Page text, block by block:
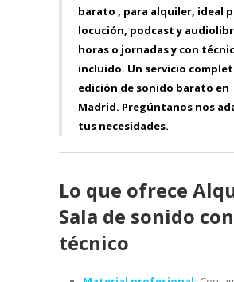
barato , para alquiler, ideal
locución, podcast y
horas o jornadas y con
incluido. Un servicio
edición de sonido barato en
Madrid. Pregúntanos nos
tus necesidades.
Lo que ofrece
Sala de sonido con
técnico